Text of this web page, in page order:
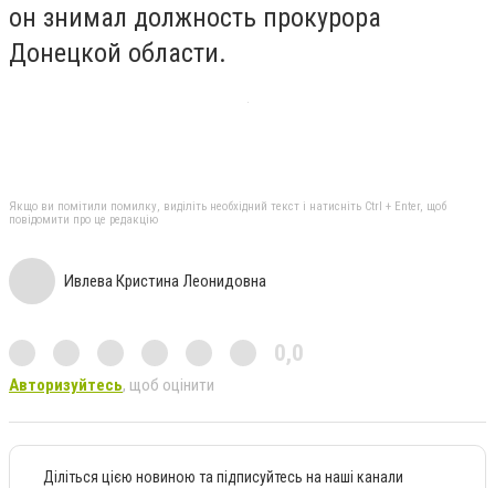
он знимал должность прокурора
Донецкой области.
Якщо ви помітили помилку, виділіть необхідний текст і натисніть Ctrl + Enter, щоб
повідомити про це редакцію
Ивлева Кристина Леонидовна
0,0
Авторизуйтесь, щоб оцінити
Діліться цією новиною та підписуйтесь на наші канали